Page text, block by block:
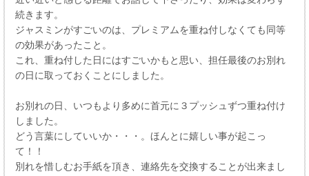
続きます。
ジャスミンがすごいのは、プレミアムを重ね付しなくても同等
の効果があったこと。
これ、重ね付した日にはすごいかもと思い、担任最後のお別れ
の日に取っておくことにしました。
お別れの日、いつもより多めに首元に３プッシュずつ重ね付け
しました。
どう言葉にしていいか・・・。ほんとに嬉しい事が起こっ
て！！
別れを惜しむお手紙を頂き、連絡先を交換することが出来まし